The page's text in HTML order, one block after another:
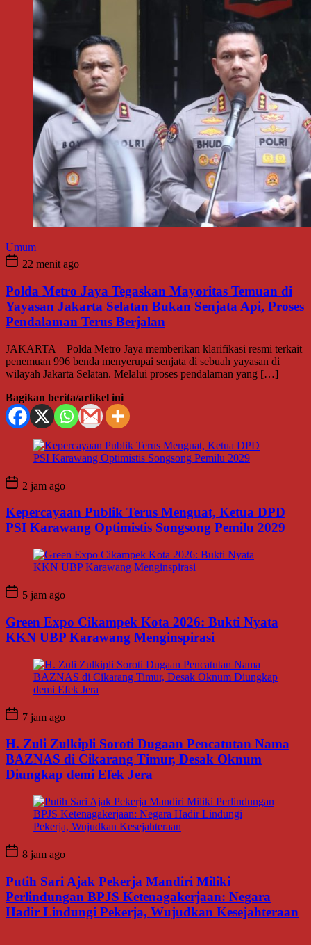
Umum
22 menit ago
Polda Metro Jaya Tegaskan Mayoritas Temuan di
Yayasan Jakarta Selatan Bukan Senjata Api, Proses
Pendalaman Terus Berjalan
JAKARTA – Polda Metro Jaya memberikan klarifikasi resmi terkait
penemuan 996 benda menyerupai senjata di sebuah yayasan di
wilayah Jakarta Selatan. Melalui proses pendalaman yang […]
Bagikan berita/artikel ini
2 jam ago
Kepercayaan Publik Terus Menguat, Ketua DPD
PSI Karawang Optimistis Songsong Pemilu 2029
5 jam ago
Green Expo Cikampek Kota 2026: Bukti Nyata
KKN UBP Karawang Menginspirasi
7 jam ago
H. Zuli Zulkipli Soroti Dugaan Pencatutan Nama
BAZNAS di Cikarang Timur, Desak Oknum
Diungkap demi Efek Jera
8 jam ago
Putih Sari Ajak Pekerja Mandiri Miliki
Perlindungan BPJS Ketenagakerjaan: Negara
Hadir Lindungi Pekerja, Wujudkan Kesejahteraan